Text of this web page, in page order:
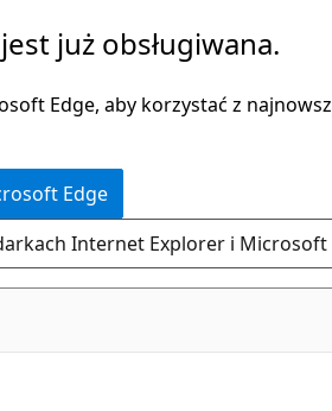
już obsługiwana.
Edge, aby korzystać z
Edge
Internet Explorer i Microsoft